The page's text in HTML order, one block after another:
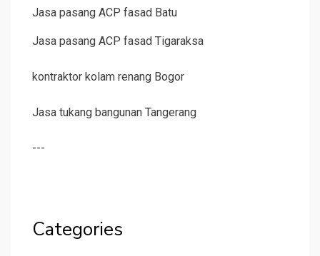
Jasa pasang ACP fasad Batu
Jasa pasang ACP fasad Tigaraksa
kontraktor kolam renang Bogor
Jasa tukang bangunan Tangerang
---
Categories